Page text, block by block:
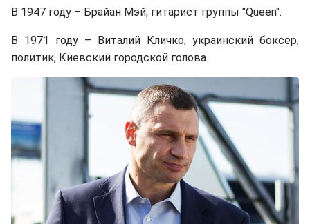
В 1947 году – Брайан Мэй, гитарист группы "Queen".
В 1971 году – Виталий Кличко, украинский боксер,
политик, Киевский городской голова.